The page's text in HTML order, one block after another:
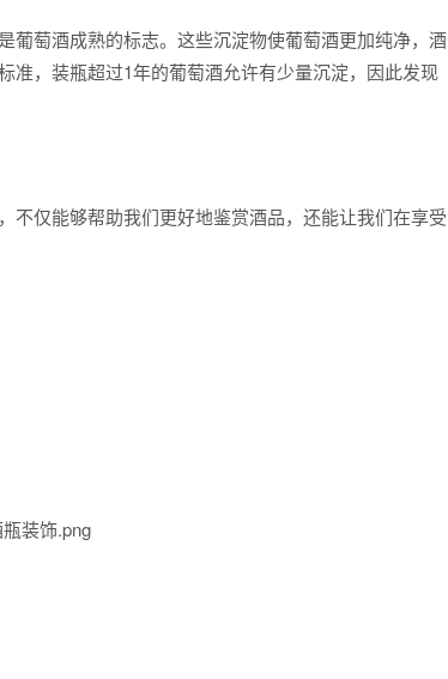
葡萄酒成熟的标志。这些沉淀物使葡萄酒更加纯净，酒
准，装瓶超过1年的葡萄酒允许有少量沉淀，因此发现
不仅能够帮助我们更好地鉴赏酒品，还能让我们在享受